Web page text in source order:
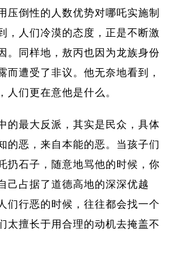
压倒性的人数优势对哪吒实施制
，人们冷漠的态度，正是不断激
。同样地，敖丙也因为龙族身份
而遭受了非议。他无奈地看到，
人们更在意他是什么。
的最大反派，其实是民众，具体
的恶，来自本能的恶。当孩子们
扔石子，随意地骂他的时候，你
己占据了道德高地的深深优越
们行恶的时候，往往都会找一个
太擅长于用合理的动机去掩盖不